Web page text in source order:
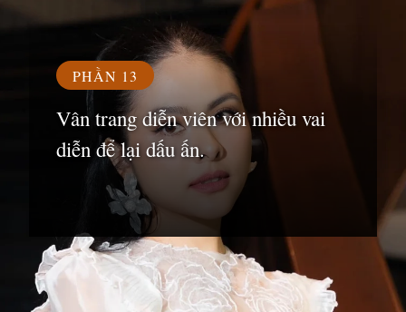
PHẦN 13
Vân trang diễn viên với nhiều vai
diễn để lại dấu ấn.